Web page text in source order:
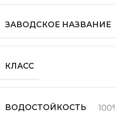
ЗАВОДСКОЕ НАЗВАНИЕ
КЛАСС
ВОДОСТОЙКОСТЬ